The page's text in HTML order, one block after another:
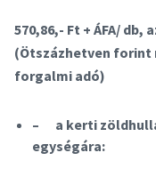
570,86,- Ft + ÁFA/ db,
(Ötszázhetven
forgalmi adó)
–
a kerti
egységára: